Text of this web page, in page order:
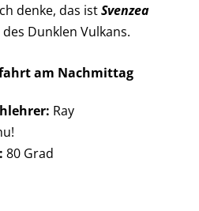
denke, das istSvenzea
Dunklen Vulkans.
am Nachmittag
Ray
80 Grad